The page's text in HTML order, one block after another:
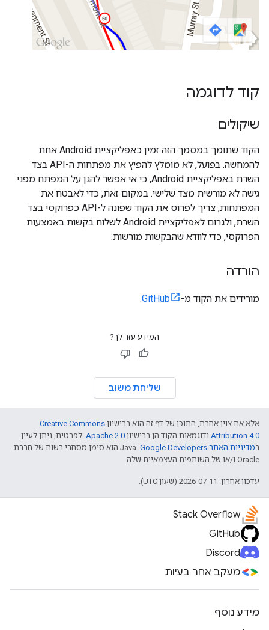
קוד לדוגמה
שיקולים
הקוד שתומך במסמך הזה זמין כאפליקציית Android אחת
להמחשה. בפועל, לא מומלץ להפיץ את מפתחות ה-API בצד
השרת באפליקציית Android, כי אי אפשר להגן על המפתח מפני
גישה לא מורשית מצד שלישי. במקום זאת, כדי לאבטח את
המפתחות, צריך לפרוס את הקוד שפונה ל-API כפרוקסי בצד
השרת, ולגרום לאפליקציית Android לשלוח בקשות באמצעות
הפרוקסי, כדי לוודא שהבקשות מורשות.
הורדה
מורידים את הקוד מ- GitHub
.
המידע עזר לך?
שליחת משוב
אלא אם צוין אחרת, התוכן של דף זה הוא ברישיון Creative Commons
Attribution 4.0 ודוגמאות הקוד הן ברישיון Apache 2.0. לפרטים, ניתן לעיין
במדיניות האתר Google Developers‏
.‏ Java הוא סימן מסחרי רשום של חברת
Oracle ו/או של השותפים העצמאיים שלה.
עדכון אחרון: 2026-07-11 (שעון UTC).
Stack Overflow
GitHub
Discord
מעקב אחר בעיות
מידע נוסף